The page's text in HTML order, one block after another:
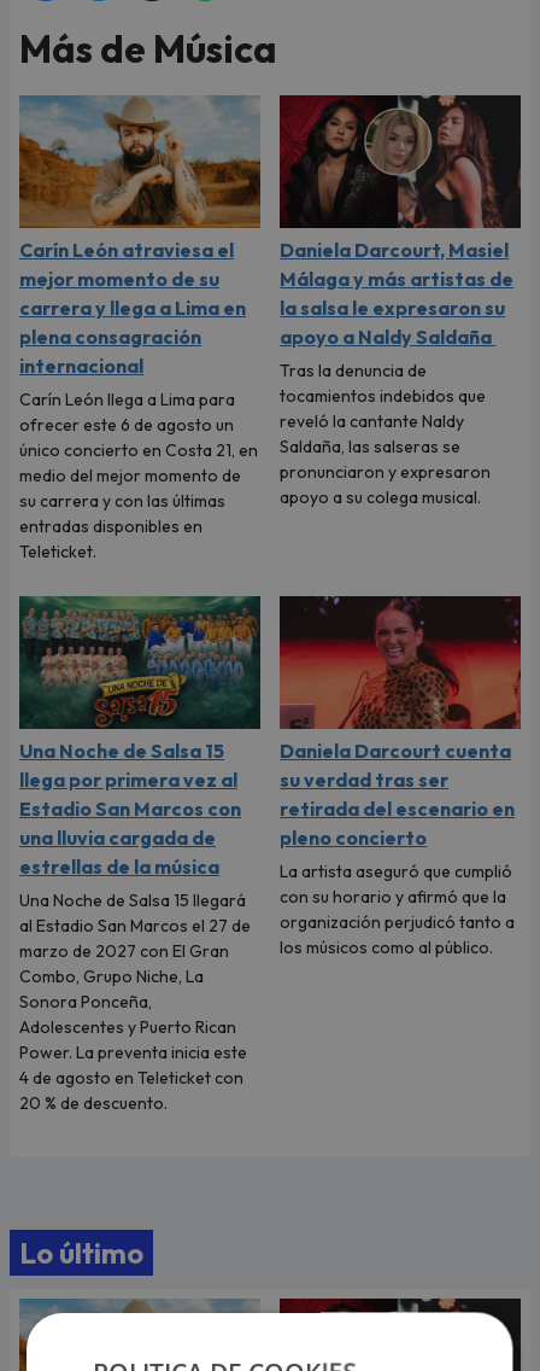
Más de Música
Carín León atraviesa el
mejor momento de su
carrera y llega a Lima en
plena consagración
internacional
Carín León llega a Lima para
ofrecer este 6 de agosto un
único concierto en Costa 21, en
medio del mejor momento de
su carrera y con las últimas
entradas disponibles en
Teleticket.
Daniela Darcourt, Masiel
Málaga y más artistas de
la salsa le expresaron su
apoyo a Naldy Saldaña
Tras la denuncia de
tocamientos indebidos que
reveló la cantante Naldy
Saldaña, las salseras se
pronunciaron y expresaron
apoyo a su colega musical.
Una Noche de Salsa 15
llega por primera vez al
Estadio San Marcos con
una lluvia cargada de
estrellas de la música
Una Noche de Salsa 15 llegará
al Estadio San Marcos el 27 de
marzo de 2027 con El Gran
Combo, Grupo Niche, La
Sonora Ponceña,
Adolescentes y Puerto Rican
Power. La preventa inicia este
4 de agosto en Teleticket con
20 % de descuento.
Daniela Darcourt cuenta
su verdad tras ser
retirada del escenario en
pleno concierto
La artista aseguró que cumplió
con su horario y afirmó que la
organización perjudicó tanto a
los músicos como al público.
Lo último